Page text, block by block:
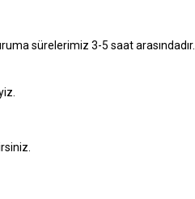
sürelerimiz 3-5 saat arasındadır.